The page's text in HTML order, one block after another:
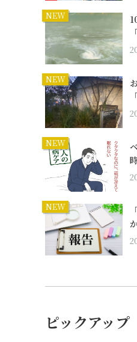
NEW
NEW
NEW
NEW
ピックアップ